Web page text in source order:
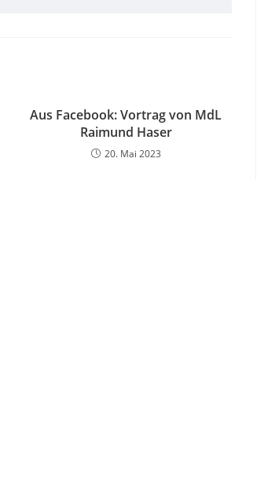
Aus Facebook: Vortrag von MdL
Raimund Haser
20. Mai 2023